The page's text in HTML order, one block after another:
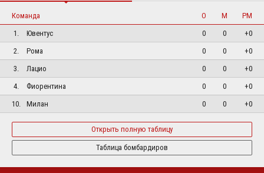
Команда О М
РМ
1.
Ювентус 0 0
+0
2.
Рома 0 0
+0
3.
Лацио 0 0
+0
4.
Фиорентина 0 0
+0
10.
Милан 0 0 +0
Открыть полную таблицу
Таблица бомбардиров